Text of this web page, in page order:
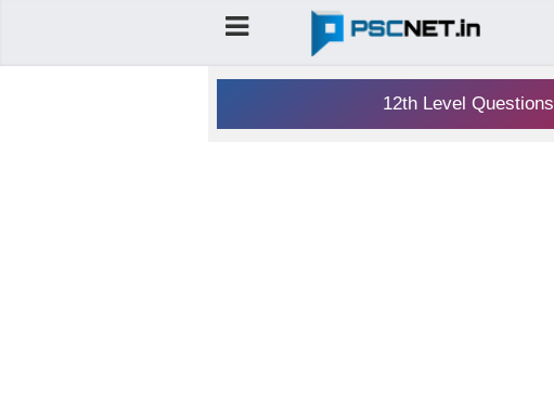
12th Level Questions